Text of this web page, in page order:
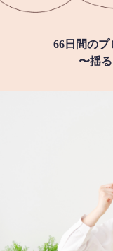
66日間の
〜揺